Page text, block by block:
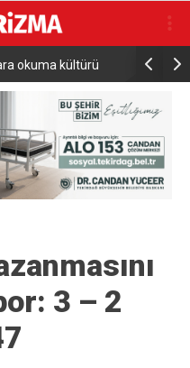
Osmangazi Belediyesi
topluyor
3 – 2